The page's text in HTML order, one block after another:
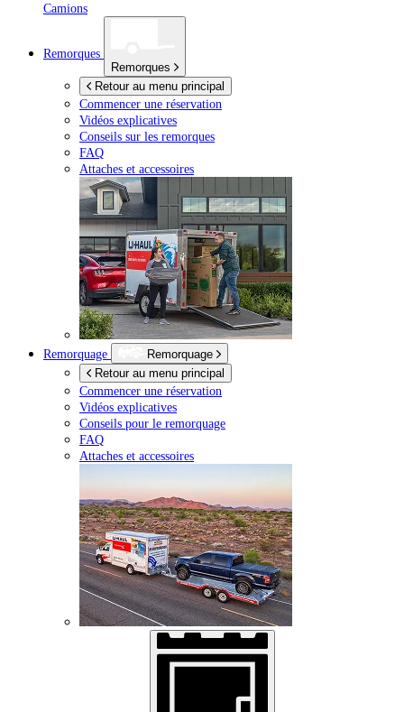
Camions
Remorques
Remorques
Retour au menu principal
Commencer une réservation
Vidéos explicatives
Conseils sur les remorques
FAQ
Attaches et accessoires
Remorquage
Remorquage
Retour au menu principal
Commencer une réservation
Vidéos explicatives
Conseils pour le remorquage
FAQ
Attaches et accessoires